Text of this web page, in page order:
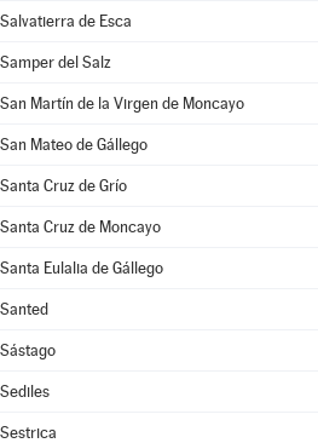
Salvatierra de Esca
Samper del Salz
San Martín de la Virgen de Moncayo
San Mateo de Gállego
Santa Cruz de Grío
Santa Cruz de Moncayo
Santa Eulalia de Gállego
Santed
Sástago
Sediles
Sestrica